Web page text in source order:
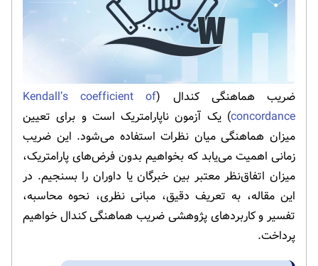
ضریب هماهنگی کندال (Kendall’s coefficient of
concordance) یک آزمون ناپارامتریک است و برای تعیین
میزان هماهنگی میان نظرات استفاده می‌شود. این ضریب
زمانی اهمیت می‌یابد که بخواهیم بدون فرض‌های پارامتریک،
میزان اتفاق‌نظر معتبر بین خبرگان یا داوران را بسنجیم. در
این مقاله، به تعریف دقیق، مبانی نظری، نحوه محاسبه،
تفسیر و کاربردهای پژوهشی ضریب هماهنگی کندال خواهیم
پرداخت.